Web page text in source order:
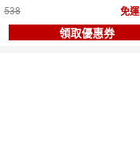
538
免運
領取優惠券